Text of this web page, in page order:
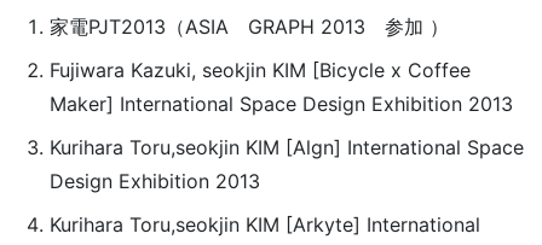
家電PJT2013（ASIA GRAPH 2013 参加 ）
Fujiwara Kazuki, seokjin KIM [Bicycle x Coffee
Maker] International Space Design Exhibition 2013
Kurihara Toru,seokjin KIM [Algn] International Space
Design Exhibition 2013
Kurihara Toru,seokjin KIM [Arkyte] International